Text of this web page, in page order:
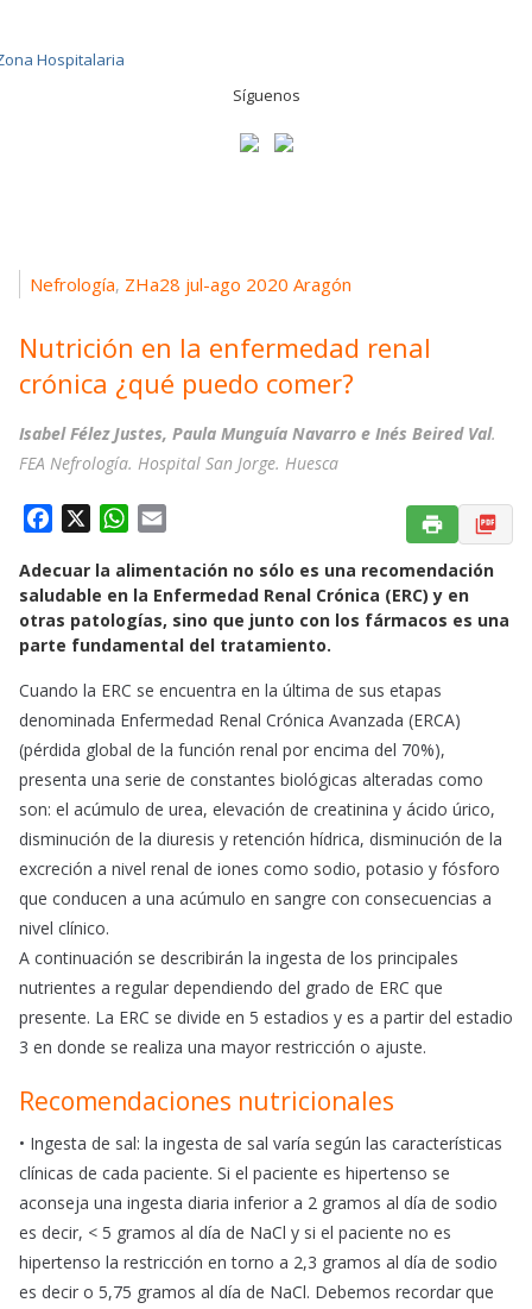
Síguenos
Nefrología, ZHa28 jul-ago 2020 Aragón
Nutrición en la enfermedad renal
crónica ¿qué puedo comer?
Isabel Félez Justes, Paula Munguía Navarro e Inés Beired Val.
FEA Nefrología. Hospital San Jorge. Huesca
c
e
b
o
k
W
a
t
s
p
p
a
i
Adecuar la alimentación no sólo es una recomendación
saludable en la Enfermedad Renal Crónica (ERC) y en
otras patologías, sino que junto con los fármacos es una
parte fundamental del tratamiento.
Cuando la ERC se encuentra en la última de sus etapas
denominada Enfermedad Renal Crónica Avanzada (ERCA)
(pérdida global de la función renal por encima del 70%),
presenta una serie de constantes biológicas alteradas como
son: el acúmulo de urea, elevación de creatinina y ácido úrico,
disminución de la diuresis y retención hídrica, disminución de la
excreción a nivel renal de iones como sodio, potasio y fósforo
que conducen a una acúmulo en sangre con consecuencias a
nivel clínico.
A continuación se describirán la ingesta de los principales
nutrientes a regular dependiendo del grado de ERC que
presente. La ERC se divide en 5 estadios y es a partir del estadio
3 en donde se realiza una mayor restricción o ajuste.
Recomendaciones nutricionales
• Ingesta de sal: la ingesta de sal varía según las características
clínicas de cada paciente. Si el paciente es hipertenso se
aconseja una ingesta diaria inferior a 2 gramos al día de sodio
es decir, < 5 gramos al día de NaCl y si el paciente no es
hipertenso la restricción en torno a 2,3 gramos al día de sodio
es decir o 5,75 gramos al día de NaCl. Debemos recordar que